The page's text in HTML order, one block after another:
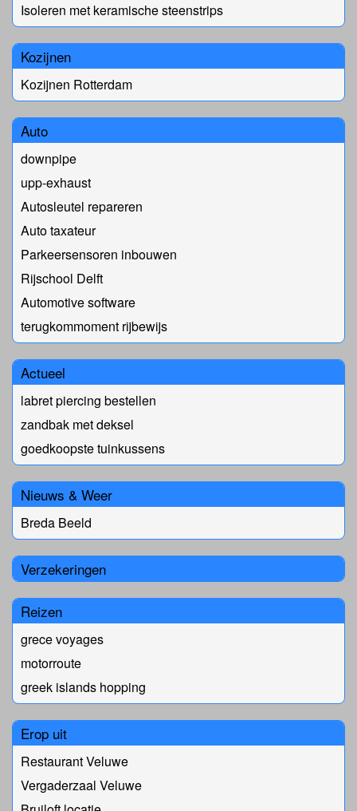
Isoleren met keramische steenstrips
Kozijnen
Kozijnen Rotterdam
Auto
downpipe
upp-exhaust
Autosleutel repareren
Auto taxateur
Parkeersensoren inbouwen
Rijschool Delft
Automotive software
terugkommoment rijbewijs
Actueel
labret piercing bestellen
zandbak met deksel
goedkoopste tuinkussens
Nieuws & Weer
Breda Beeld
Verzekeringen
Reizen
grece voyages
motorroute
greek islands hopping
Erop uit
Restaurant Veluwe
Vergaderzaal Veluwe